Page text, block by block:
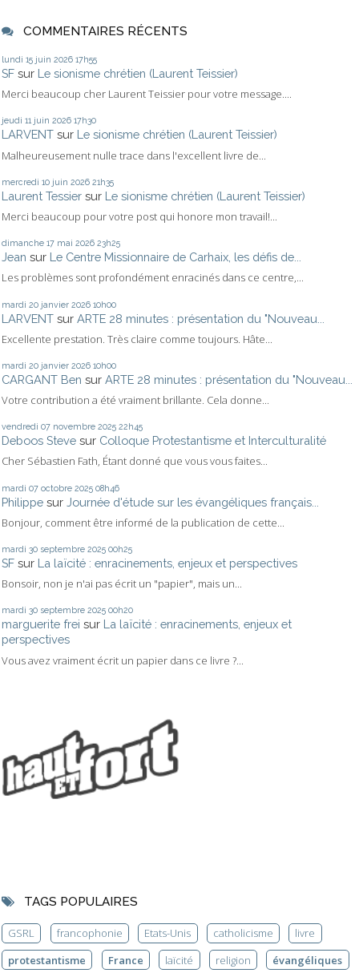
COMMENTAIRES RÉCENTS
lundi 15 juin 2026 17h55
SF sur Le sionisme chrétien (Laurent Teissier)
Merci beaucoup cher Laurent Teissier pour votre message....
jeudi 11 juin 2026 17h30
LARVENT sur Le sionisme chrétien (Laurent Teissier)
Malheureusement nulle trace dans l'excellent livre de...
mercredi 10 juin 2026 21h35
Laurent Tessier sur Le sionisme chrétien (Laurent Teissier)
Merci beaucoup pour votre post qui honore mon travail!...
dimanche 17 mai 2026 23h25
Jean sur Le Centre Missionnaire de Carhaix, les défis de...
Les problèmes sont profondément enracinés dans ce centre,...
mardi 20 janvier 2026 10h00
LARVENT sur ARTE 28 minutes : présentation du "Nouveau...
Excellente prestation. Très claire comme toujours. Hâte...
mardi 20 janvier 2026 10h00
CARGANT Ben sur ARTE 28 minutes : présentation du "Nouveau...
Votre contribution a été vraiment brillante. Cela donne...
vendredi 07 novembre 2025 22h45
Deboos Steve sur Colloque Protestantisme et Interculturalité
Cher Sébastien Fath, Étant donné que vous vous faites...
mardi 07 octobre 2025 08h46
Philippe sur Journée d'étude sur les évangéliques français...
Bonjour, comment être informé de la publication de cette...
mardi 30 septembre 2025 00h25
SF sur La laïcité : enracinements, enjeux et perspectives
Bonsoir, non je n'ai pas écrit un "papier", mais un...
mardi 30 septembre 2025 00h20
marguerite frei sur La laïcité : enracinements, enjeux et
perspectives
Vous avez vraiment écrit un papier dans ce livre ?...
TAGS POPULAIRES
GSRL francophonie Etats-Unis catholicisme
livre
protestantisme
France laïcité religion évangéliques